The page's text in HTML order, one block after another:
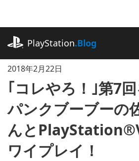
に
キ
ッ
プ
PlayStation.Blog
2018年2月22日
｢コレやろ！｣第7回
パンクブーブーの
んと
ワイプレイ！